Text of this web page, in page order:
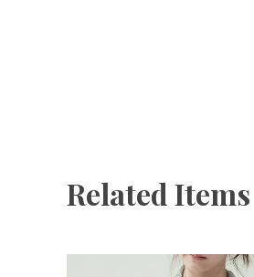
Related Items